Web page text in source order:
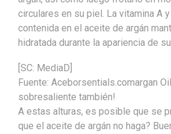
circulares en su piel. La vitamina A
contenida en el aceite de argán
hidratada durante la apariencia de
[SC: MediaD]
Fuente: Aceborsentials.comargan
sobresaliente también!
A estas alturas, es posible que se
que el aceite de argán no haga?